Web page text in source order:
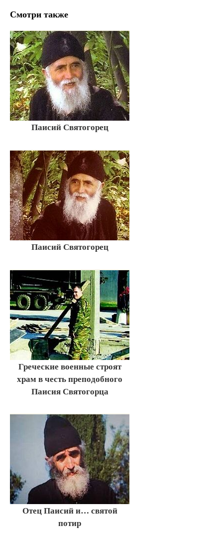
Смотри также
Паисий Святогорец
Паисий Святогорец
Греческие военные строят
храм в честь преподобного
Паисия Святогорца
Отец Паисий и… святой
потир